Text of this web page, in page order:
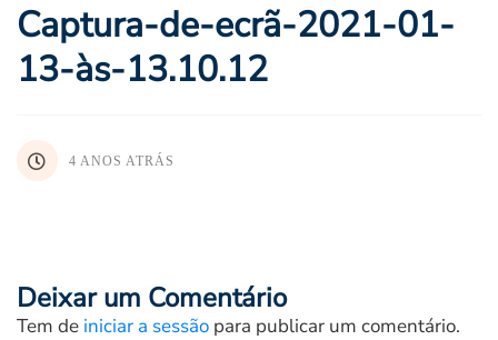
Captura-de-ecrã-2021-01-
13-às-13.10.12
4 ANOS ATRÁS
Deixar um Comentário
Tem de iniciar a sessão para publicar um comentário.